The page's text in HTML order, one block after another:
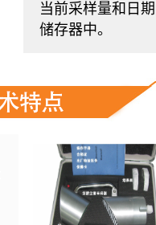
当前采样量和日
储存器中。